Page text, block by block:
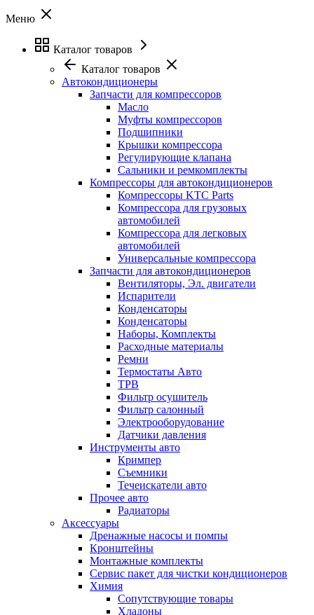
Меню
Каталог товаров
Каталог товаров
Автокондиционеры
Запчасти для компрессоров
Масло
Муфты компрессоров
Подшипники
Крышки компрессора
Регулирующие клапана
Сальники и ремкомплекты
Компрессоры для автокондиционеров
Компрессоры KTC Parts
Компрессора для грузовых
автомобилей
Компрессора для легковых
автомобилей
Универсальные компрессора
Запчасти для автокондиционеров
Вентиляторы, Эл. двигатели
Испарители
Конденсаторы
Конденсаторы
Наборы, Комплекты
Расходные материалы
Ремни
Термостаты Авто
ТРВ
Фильтр осушитель
Фильтр салонный
Электрооборудование
Датчики давления
Инструменты авто
Кримпер
Съемники
Течеискатели авто
Прочее авто
Радиаторы
Аксессуары
Дренажные насосы и помпы
Кронштейны
Монтажные комплекты
Сервис пакет для чистки кондиционеров
Химия
Сопутствующие товары
Хладоны